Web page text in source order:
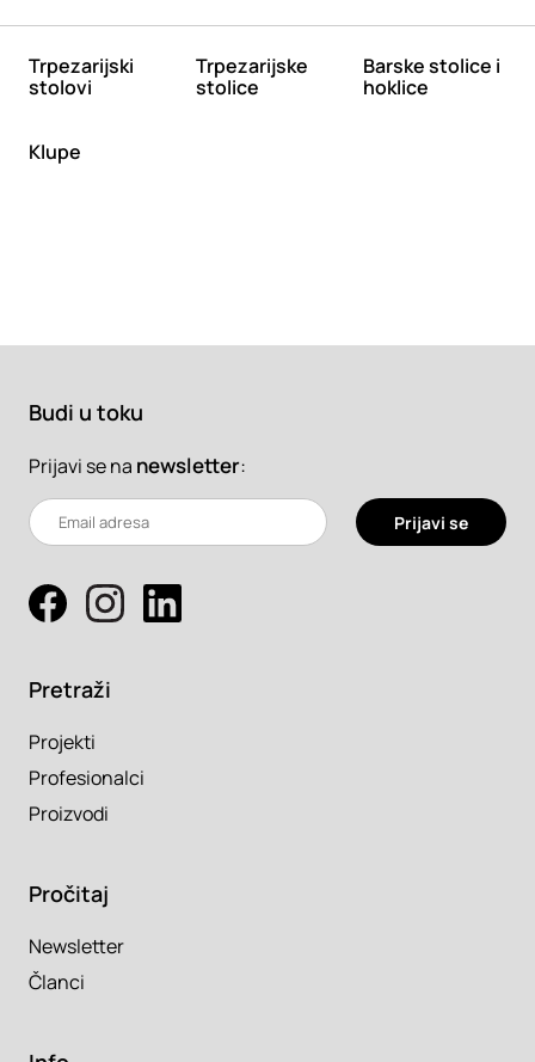
Trpezarijski
stolovi
Trpezarijske
stolice
Barske stolice i
hoklice
Klupe
Budi u toku
Prijavi se na newsletter:
Prijavi se
Pretraži
Projekti
Profesionalci
Proizvodi
Pročitaj
Newsletter
Članci